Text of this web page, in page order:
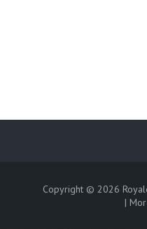
Copyright © 2026
|